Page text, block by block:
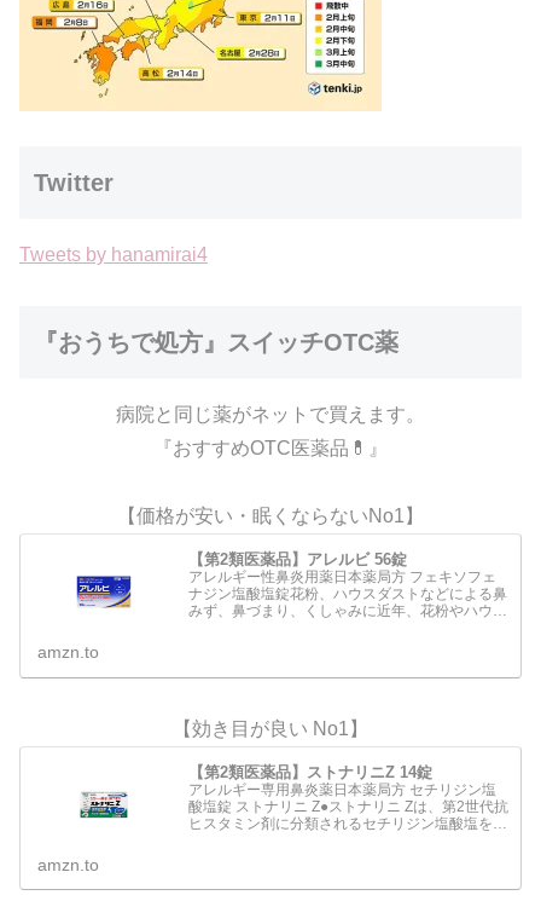
Twitter
Tweets by hanamirai4
『おうちで処方』スイッチOTC薬
病院と同じ薬がネットで買えます。
『おすすめOTC医薬品💊』
【価格が安い・眠くならないNo1】
【第2類医薬品】アレルビ 56錠
アレルギー性鼻炎用薬日本薬局方 フェキソフェ
ナジン塩酸塩錠花粉、ハウスダストなどによる鼻
みず、鼻づまり、くしゃみに近年、花粉やハウス
amzn.to
【効き目が良い No1】
【第2類医薬品】ストナリニZ 14錠
アレルギー専用鼻炎薬日本薬局方 セチリジン塩
酸塩錠 ストナリニ Z●ストナリニ Zは、第2世代抗
ヒスタミン剤に分類されるセチリジン塩酸塩を配
amzn.to